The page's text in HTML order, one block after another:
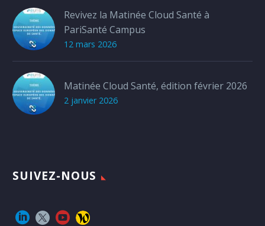
Revivez la Matinée Cloud Santé à
PariSanté Campus
12 mars 2026
Matinée Cloud Santé, édition février 2026
2 janvier 2026
SUIVEZ-NOUS